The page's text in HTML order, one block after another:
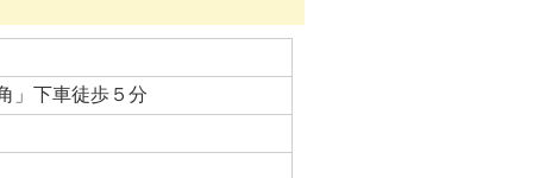
」下車徒歩５分